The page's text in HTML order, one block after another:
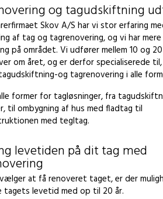
og tagudskiftning
Skov A/S har vi stor erfaring
af tag og tagrenovering, og vi har mere
på området. Vi udfører mellem 10 og 20
om året, og er derfor specialiserede
og tagrenovering i alle
former for tagløsninger, fra
til ombygning af hus med fladtag til
med tegltag.
levetiden på dit tag med
at få renoveret taget, er der
levetid med op til 20 år.